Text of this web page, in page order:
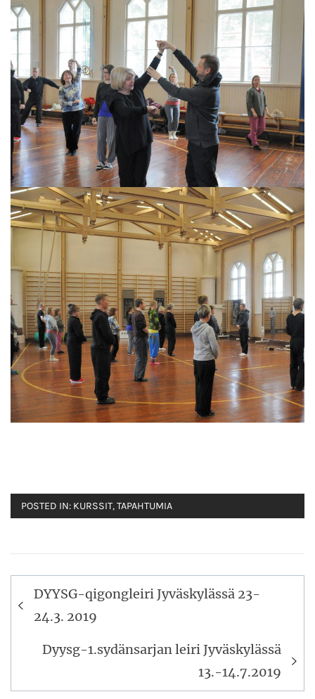
POSTED IN: KURSSIT,TAPAHTUMIA
Artikkelien
selaus
DYYSG-qigongleiri Jyväskylässä 23-
24.3. 2019
Dyysg-1.sydänsarjan leiri Jyväskylässä
13.-14.7.2019